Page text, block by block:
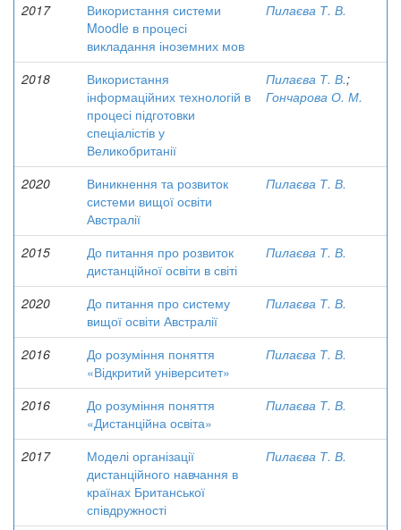
2017
Використання системи
Moodle в процесі
викладання іноземних мов
Пилаєва Т. В.
2018
Використання
інформаційних технологій в
процесі підготовки
спеціалістів у
Великобританії
Пилаєва Т. В.;
Гончарова О. М.
2020
Виникнення та розвиток
системи вищої освіти
Австралії
Пилаєва Т. В.
2015
До питання про розвиток
дистанційної освіти в світі
Пилаєва Т. В.
2020
До питання про систему
вищої освіти Австралії
Пилаєва Т. В.
2016
До розуміння поняття
«Відкритий університет»
Пилаєва Т. В.
2016
До розуміння поняття
«Дистанційна освіта»
Пилаєва Т. В.
2017
Моделі організації
дистанційного навчання в
країнах Британської
співдружності
Пилаєва Т. В.